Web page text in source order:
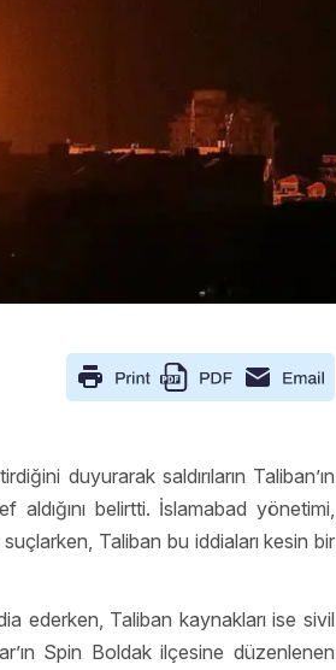
duyurarak saldırıların Taliban’ın
belirtti. İslamabad yönetimi,
Taliban bu iddiaları kesin bir
ederken, Taliban kaynakları ise sivil
Spin Boldak ilçesine düzenlenen